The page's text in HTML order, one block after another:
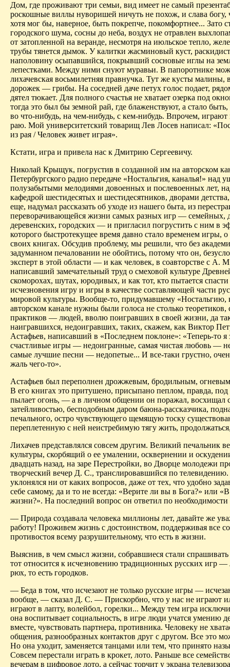
Дом, где проживают три семьи, вид имеет не самый
роскошные виллы нуворишей ничуть не похож, и слава богу,
хотя мог бы, наверное, быть покрепче, покомфортнее... Зато
городского шума, сосны до неба, воздух не отравлен
от затопленной на веранде, несмотря на июльское тепло,
трубы тянется дымок. У калитки жасминовый куст,
наполовину осыпавшийся, покрывший сосновые иглы на
лепестка­ми. Между ними снуют муравьи. В папоротнике
лихачевская восьми­летняя правнучка. Тут же кусты малины,
дорожек — грибы. На соседней даче петух голос подает,
дятел тюкает. Для полного счастья не хватает озерка под
тогда это был бы земной рай, где блаженствуют, а стало
во что-нибудь, на чем-нибудь, с кем-нибудь. Впрочем, играют
раю. Мой университетский товарищ Лев Лосев написал:
из рая / Человек живет играя».
Кстати, игра и привела нас к Дмитрию Сергеевичу.
Николай Крыщук, погрустив в созданной им на авторском
Петербургского радио передаче «Ностальгия, каналья!» над
полузабытыми мелодиями довоенных и послевоенных лет,
кафедрой шестидесятых и шестидесятников, дворами
еще, надумал рассказать об уходе из нашего быта, из
переворачивающейся жизни самых разных игр — семейных,
деревенских, городских — и пригласил погрустить с ним в
которого быстротекущее время давно стало временем игры,
своих книгах. Обсудив проблему, мы решили, что без
задуманном печаловании не обойтись, потому что он,
эксперт в этой области — и как человек, в соавторстве с А.
написавший замечательный труд о смеховой культуре
скоморохах, шутах, юродивых, и как тот, кто пытается спасти
исчезновения игру и игры в качестве составляющей части
мировой культуры. Вообще-то, придумавшему «Ностальгию,
авторском канале нужны были голоса не столько теоретиков,
практиков — людей, вволю поигравших в своей жизни, да
наигравшихся, недоигравших, таких, скажем, как Виктор
Астафьев, написавший в «Последнем поклоне»: «Теперь-то
счастливые игры — недоигранные, самая чистая любовь —
самые лучшие песни — недопетые... И все-таки грустно,
жаль чего-то».
Астафьев был переполнен дрожжевым, бродильным, огневым
В его книгах это притушено, присыпано пеплом, правда,
пылает огонь, — а в личном общении он поражал, восхищал
затейливостью, бесподобным даром баюна-рассказчика,
печального, остро чувствующего щемящую тоску
переплетенную с ней неистребимую тягу жить,
Лихачев представлялся совсем другим. Великий печальник
культуры, скорбящий о ее умалении, осквернении и
двадцать назад, на заре Перестройки, во Дворце молодежи
творческий вечер Д. С., транслировавшийся по
уклонялся ни от каких вопросов, даже от тех, что удобно
себе самому, да и то не всегда: «Верите ли вы в Бога?» или
жизни?». На последний вопрос он ответил по необходимости
— Природа создавала человека миллионы лет, давайте же
работу! Проживем жизнь с достоинством, поддерживая все
противостоя всему разрушительному, что есть в жизни.
Выяснив, в чем смысл жизни, собравшиеся стали спрашивать
тот относится к исчезновению традиционных русских игр —
рюх, то есть городков.
— Беда в том, что исчезают не только русские игры —
вообще, — сказал Д. С. — Прискорбно, что у нас не играют
играют в лапту, волейбол, горелки... Между тем игра
она воспитывает социальность, в игре люди учатся умению
вместе, чувствовать партнера, противника. Человеку не
общения, разнообразных контактов друг с другом. Все это
Но она уходит, заменяется танцами или тем, что принято
Совсем перестали играть в крокет, лото. Раньше все
вечерам в цифровое лото, а сейчас торчит у экрана